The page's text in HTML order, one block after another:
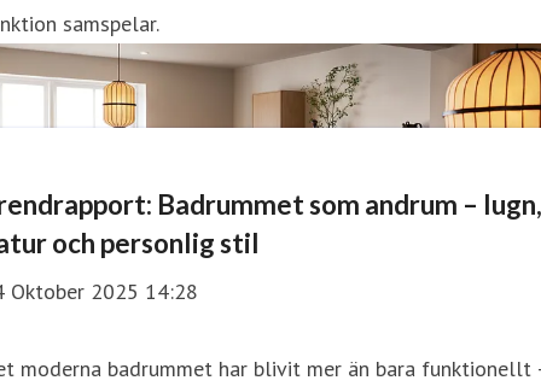
samspelar.
Badrummet som andrum – lugn,
och personlig stil
Oktober 2025 14:28
moderna badrummet har blivit mer än bara funktionellt